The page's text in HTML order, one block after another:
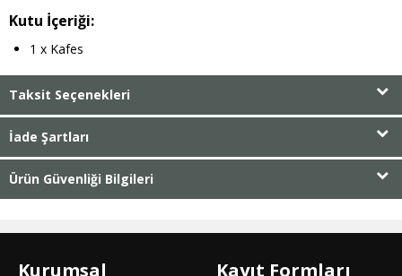
Kutu İçeriği:
1 x Kafes
Taksit Seçenekleri
İade Şartları
Ürün Güvenliği Bilgileri
Kurumsal Kayıt Formları